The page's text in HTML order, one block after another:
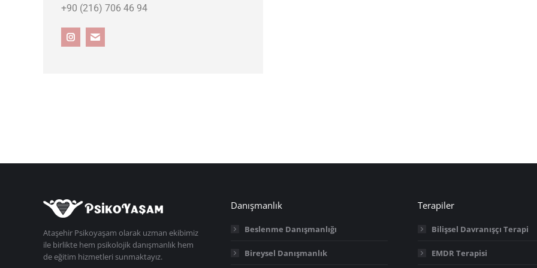
+90 (216) 706 46 94
Ataşehir Psikoyaşam olarak uzman ekibimiz
ile birlikte hem psikolojik danışmanlık hem
de eğitim hizmetleri sunmaktayız.
Danışmanlık
Beslenme Danışmanlığı
Bireysel Danışmanlık
Terapiler
Bilişsel Davranışçı Terapi
EMDR Terapisi